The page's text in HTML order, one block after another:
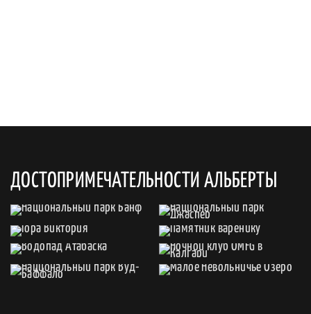
ДОСТОПРИМЕЧАТЕЛЬНОСТИ АЛЬБЕРТЫ